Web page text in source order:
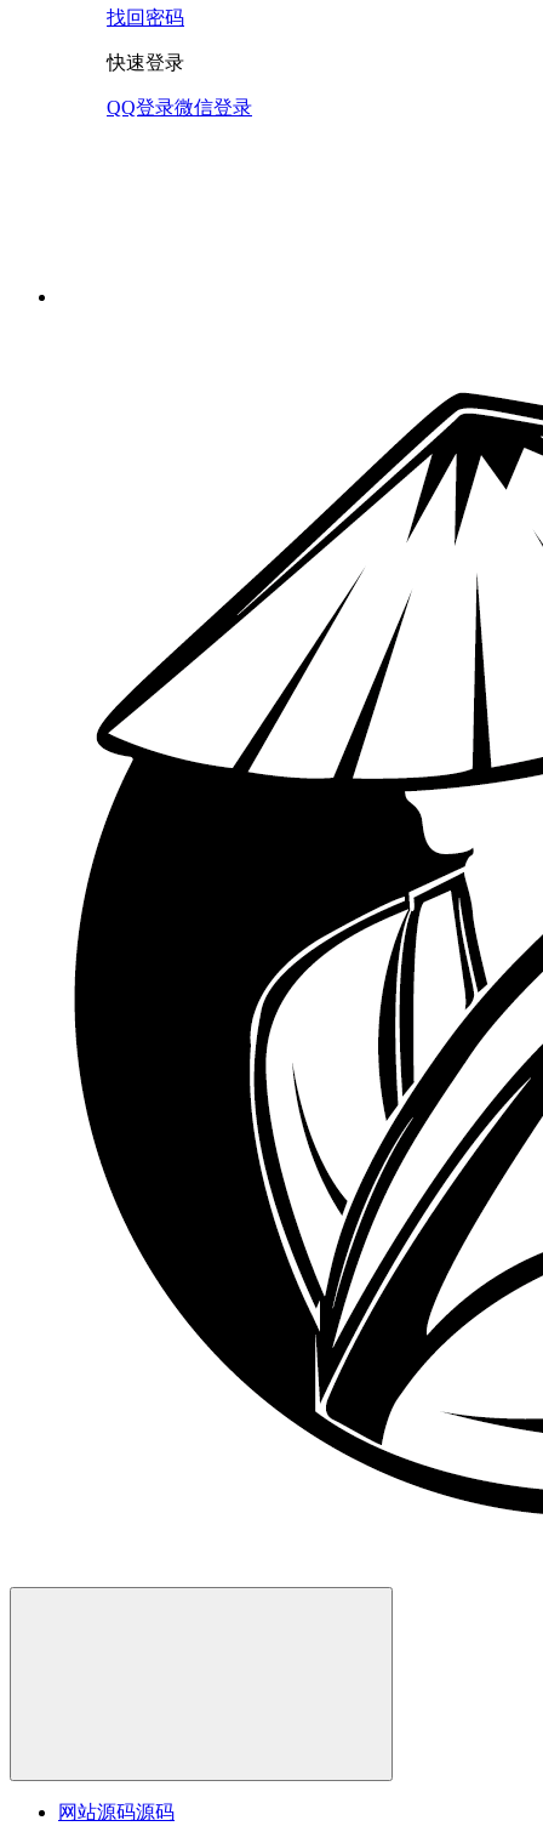
找回密码
快速登录
QQ登录微信登录
网站源码源码